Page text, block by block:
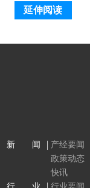
延伸阅读
新 闻
产经要闻
政策动态
快讯